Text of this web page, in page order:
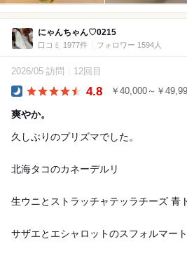
にゃんちゃん♡0215
口コミ 1977件 フォロワー 1594人
2026/05 訪問 12回目
4.8 ￥40,000～￥
爽やか。
久しぶりのプリズマでした。
北海タコのカネーデルリ
生ウニとストラッチャテッラチーズ 青
サザエとエシャロットのスフォルマート